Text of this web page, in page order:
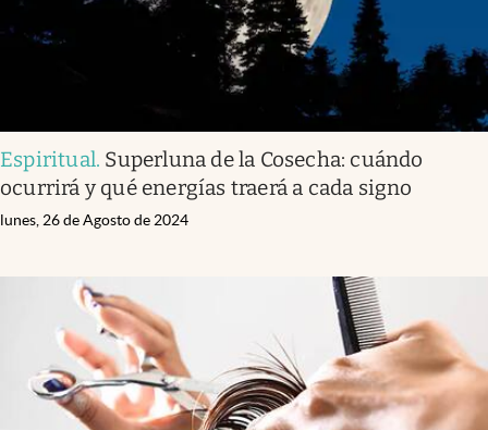
Espiritual. Superluna de la Cosecha: cuándo
ocurrirá y qué energías traerá a cada signo
lunes, 26 de Agosto de 2024